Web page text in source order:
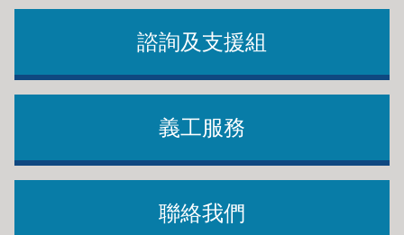
諮詢及支援組
義工服務
聯絡我們